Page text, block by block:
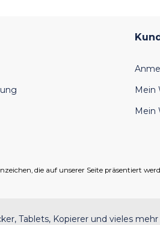
Mein
Mein
die auf unserer Seite präsentiert
Tablets, Kopierer und vieles mehr